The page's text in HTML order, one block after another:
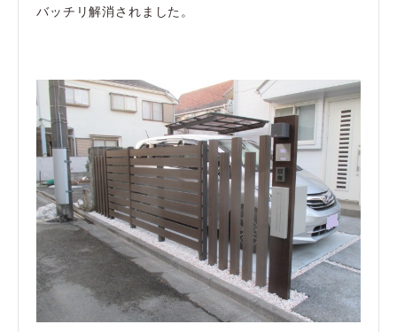
バッチリ解消されました。